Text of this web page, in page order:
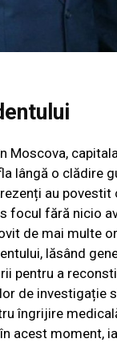
Moscova,
lângă o clădire
au
focul fără nicio
de mai multe
lăsând
pentru a
de investigație
îngrijire
acest moment,